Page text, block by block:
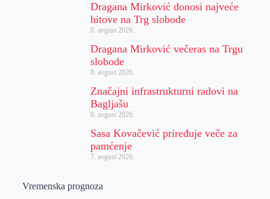
Dragana Mirković donosi najveće
hitove na Trg slobode
8. avgust 2026.
Dragana Mirković večeras na Trgu
slobode
8. avgust 2026.
Značajni infrastrukturni radovi na
Bagljašu
8. avgust 2026.
Sasa Kovačević priređuje veče za
pamćenje
7. avgust 2026.
Vremenska prognoza